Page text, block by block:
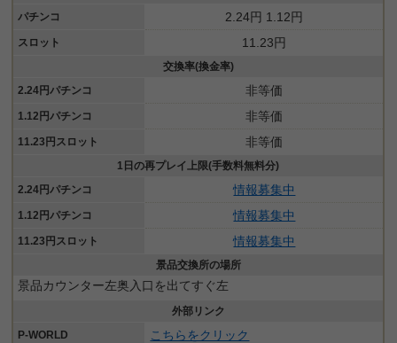
パチンコ
2.24円 1.12円
スロット 11.23円
交換率(換金率)
2.24円パチンコ
非等価
1.12円パチンコ 非等価
11.23円スロット 非等価
1日の再プレイ上限(手数料無料分)
2.24円パチンコ
情報募集中
1.12円パチンコ 情報募集中
11.23円スロット 情報募集中
景品交換所の場所
景品カウンター左奥入口を出てすぐ左
外部リンク
P-WORLD
こちらをクリック